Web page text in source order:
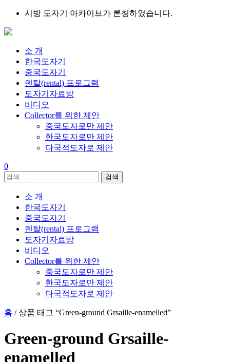
Skip
content
시방 도자기 아카이브가 론칭하였습니다.
소 개
한국도자기
중국도자기
렌탈(rental) 프로그램
도자기자료방
비디오
Collector를 위한 제안
중국도자로만 제안
한국도자로만 제안
다국적도자로 제안
0
검
소 개
한국도자기
중국도자기
렌탈(rental) 프로그램
도자기자료방
비디오
Collector를 위한 제안
중국도자로만 제안
한국도자로만 제안
다국적도자로 제안
홈 / 상품 태그 “Green-ground Grsaille-enamelled”
Green-ground Grsaille-
enamelled